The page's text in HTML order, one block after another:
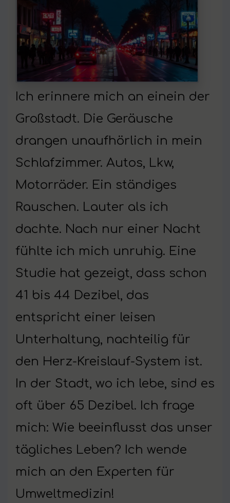
Ich erinnere mich an einein der
Großstadt. Die Geräusche
drangen unaufhörlich in mein
Schlafzimmer. Autos, Lkw,
Motorräder. Ein ständiges
Rauschen. Lauter als ich
dachte. Nach nur einer Nacht
fühlte ich mich unruhig. Eine
Studie hat gezeigt, dass schon
41 bis 44 Dezibel, das
entspricht einer leisen
Unterhaltung, nachteilig für
den Herz-Kreislauf-System ist.
In der Stadt, wo ich lebe, sind es
oft über 65 Dezibel. Ich frage
mich: Wie beeinflusst das unser
tägliches Leben? Ich wende
mich an den Experten für
Umweltmedizin!